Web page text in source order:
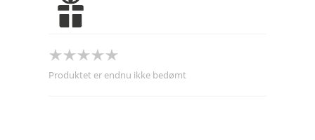
Produktet er endnu ikke bedømt